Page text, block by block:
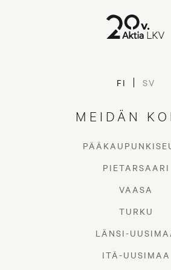
FI SV
MEIDÄN
PIETARSAARI
VAASA
TURKU
LÄNSI-
ITÄ-UUSIMAA